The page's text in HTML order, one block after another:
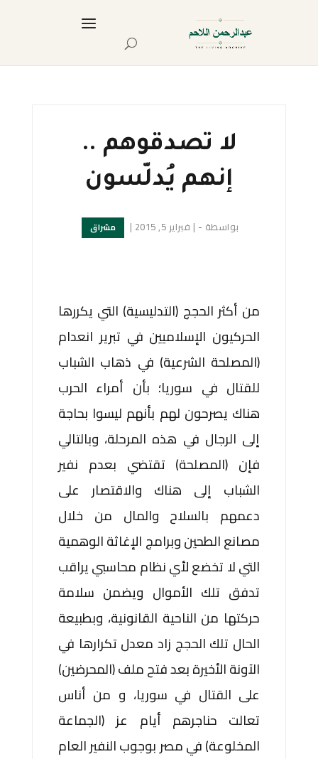
لا تصدقوهم ..
إنهم يُدلّسون
بواسطة -
| فبراير 5, 2015 | مشراق
من أكثر الحجج (التدليسية) التي يكررها
الحركيون الإسلاميين في تبرير انعدام
(المصلحة الشرعية) في ذهاب الشباب
للقتال في سوريا؛ بأن أمراء الحرب
هناك يصرحون لهم بأنهم ليسوا بحاجة
إلى الرجال في هذه المرحلة، وبالتالي
فإن (المصلحة) تقتضي بعدم نفير
الشباب إلى هناك والاقتصار على
دعمهم بالسلاح والمال من خلال
مصانع الطحين وبرامج الإغاثة الوهمية
التي لا تخضع لأي نظام محاسبي يراقب
تدفق تلك الأموال ويضمن سلامة
حركتها من الناحية القانونية، وبطبيعة
الحال تلك الحجج زاد معدل تكرارها في
الآونة الأخيرة بعد فتح ملف (المحرضين)
على القتال في سوريا، و من أناس
تعالت حناجرهم أيام عز (الجماعة
المخلوعة) في مصر بوجوب النفير العام